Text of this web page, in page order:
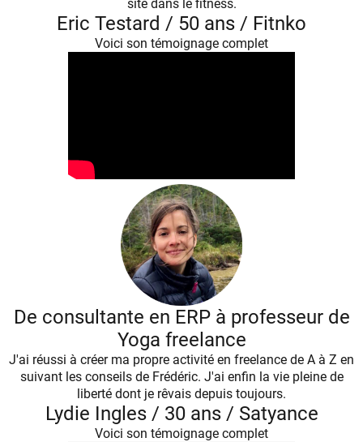
site dans le fitness.
Eric Testard / 50 ans / Fitnko
Voici son témoignage complet
De consultante en ERP à professeur de
Yoga freelance
J'ai réussi à créer ma propre activité en freelance de A à Z en
suivant les conseils de Frédéric. J'ai enfin la vie pleine de
liberté dont je rêvais depuis toujours.
Lydie Ingles / 30 ans / Satyance
Voici son témoignage complet